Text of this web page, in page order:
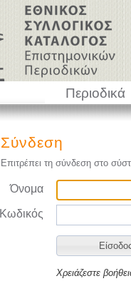
Περιοδικά
Σύνδεση
Επιτρέπει τη σύνδεση στο
Όνομα
Κωδικός
Χρειάζεστε